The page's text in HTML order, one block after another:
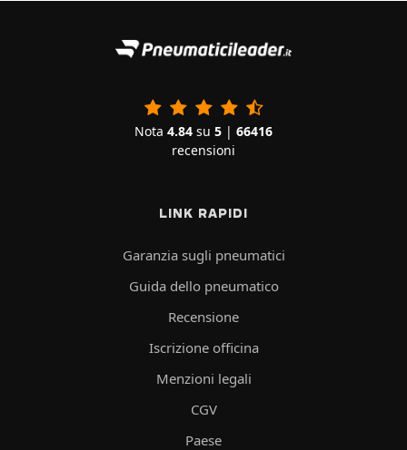
Nota 4.84 su 5 | 66416
recensioni
LINK RAPIDI
Garanzia sugli pneumatici
Guida dello pneumatico
Recensione
Iscrizione officina
Menzioni legali
CGV
Paese